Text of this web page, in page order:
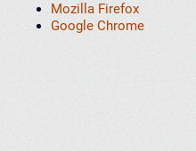
Mozilla Firefox
Google Chrome